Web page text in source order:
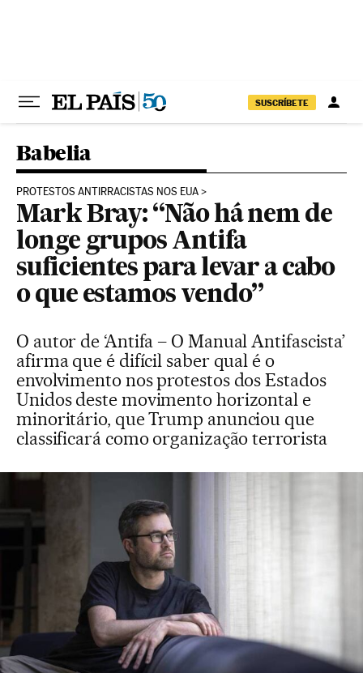
SUSCRÍBETE
Babelia
PROTESTOS ANTIRRACISTAS NOS EUA
Mark Bray: “Não há nem de
longe grupos Antifa
suficientes para levar a cabo
o que estamos vendo”
O autor de ‘Antifa – O Manual Antifascista’
afirma que é difícil saber qual é o
envolvimento nos protestos dos Estados
Unidos deste movimento horizontal e
minoritário, que Trump anunciou que
classificará como organização terrorista